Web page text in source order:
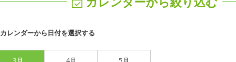
カレンダーから日付を選択する